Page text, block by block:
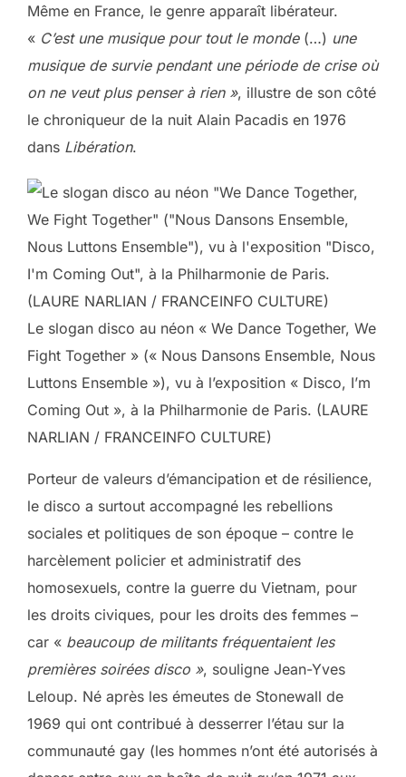
Même en France, le genre apparaît libérateur.
« C’est une musique pour tout le monde(…) une
musique de survie pendant une période de crise où
on ne veut plus penser à rien », illustre de son côté
le chroniqueur de la nuit Alain Pacadis en 1976
dans Libération.
Le slogan disco au néon « We Dance Together, We
Fight Together » (« Nous Dansons Ensemble, Nous
Luttons Ensemble »), vu à l’exposition « Disco, I’m
Coming Out », à la Philharmonie de Paris. (LAURE
NARLIAN / FRANCEINFO CULTURE)
Porteur de valeurs d’émancipation et de résilience,
le disco a surtout accompagné les rebellions
sociales et politiques de son époque – contre le
harcèlement policier et administratif des
homosexuels, contre la guerre du Vietnam, pour
les droits civiques, pour les droits des femmes –
car « beaucoup de militants fréquentaient les
premières soirées disco », souligne Jean-Yves
Leloup. Né après les émeutes de Stonewall de
1969 qui ont contribué à desserrer l’étau sur la
communauté gay (les hommes n’ont été autorisés à